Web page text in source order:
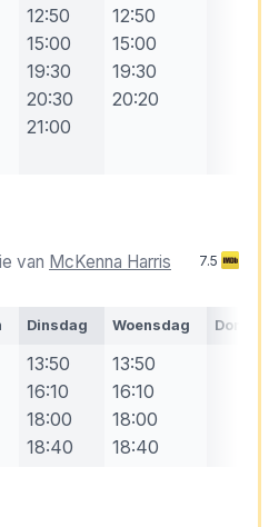
12:50
15:00
19:30
20:30
21:00
12:50
15:00
19:30
20:20
van McKenna Harris
7.5
Dinsdag Woensdag
13:50
16:10
18:00
18:40
13:50
16:10
18:00
18:40